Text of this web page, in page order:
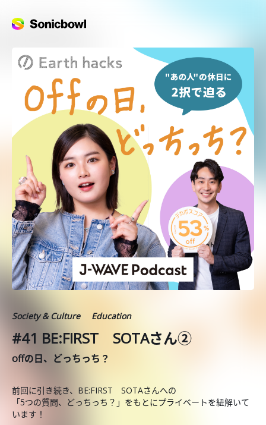
Society & Culture Education
#41 BE:FIRST SOTAさん②
offの日、どっちっち？
前回に引き続き、BE:FIRST SOTAさんへの
「5つの質問、どっちっち？」をもとにプライベートを紐解いて
います！